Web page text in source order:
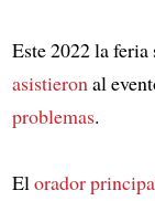
Este 2022 la feria
asistieronal
problemas.
Elorador